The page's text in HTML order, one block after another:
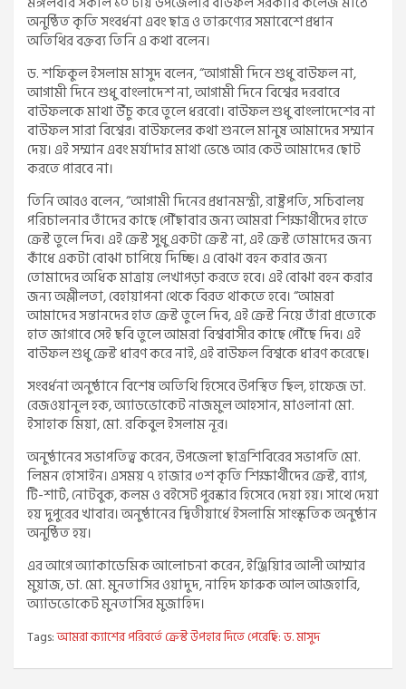
অনুষ্ঠিত কৃতি সংবর্ধনা এবং ছাত্র ও তারুণ্যের সমাবেশে প্রধান
অতিথির বক্তব্য তিনি এ কথা বলেন।
ড. শফিকুল ইসলাম মাসুদ বলেন, “আগামী দিনে শুধু বাউফল না,
আগামী দিনে শুধু বাংলাদেশ না, আগামী দিনে বিশ্বের দরবারে
বাউফলকে মাথা উঁচু করে তুলে ধরবো। বাউফল শুধু বাংলাদেশের না
বাউফল সারা বিশ্বের। বাউফলের কথা শুনলে মানুষ আমাদের সম্মান
দেয়। এই সম্মান এবং মর্যাদার মাথা ভেঙে আর কেউ আমাদের ছোট
করতে পারবে না।
তিনি আরও বলেন, “আগামী দিনের প্রধানমন্ত্রী, রাষ্ট্রপতি, সচিবালয়
পরিচালনার তাঁদের কাছে পৌঁছাবার জন্য আমরা শিক্ষার্থীদের হাতে
ক্রেস্ট তুলে দিব। এই ক্রেস্ট সুধু একটা ক্রেস্ট না, এই ক্রেস্ট তোমাদের জন্য
কাঁধে একটা বোঝা চাপিয়ে দিচ্ছি। এ বোঝা বহন করার জন্য
তোমাদের অধিক মাত্রায় লেখাপড়া করতে হবে। এই বোঝা বহন করার
জন্য অশ্লীলতা, বেহায়াপনা থেকে বিরত থাকতে হবে। “আমরা
আমাদের সন্তানদের হাত ক্রেস্ট তুলে দিব, এই ক্রেস্ট নিয়ে তাঁরা প্রত্যেকে
হাত জাগাবে সেই ছবি তুলে আমরা বিশ্ববাসীর কাছে পৌঁছে দিব। এই
বাউফল শুধু ক্রেস্ট ধারণ করে নাই, এই বাউফল বিশ্বকে ধারণ করেছে।
সংবর্ধনা অনুষ্ঠানে বিশেষ অতিথি হিসেবে উপস্থিত ছিল, হাফেজ ডা.
রেজওয়ানুল হক, অ্যাডভোকেট নাজমুল আহসান, মাওলানা মো.
ইসাহাক মিয়া, মো. রকিবুল ইসলাম নূর।
অনুষ্ঠানের সভাপতিত্ব করেন, উপজেলা ছাত্রশিবিরের সভাপতি মো.
লিমন হোসাইন। এসময় ৭ হাজার ৩শ কৃতি শিক্ষার্থীদের ক্রেস্ট, ব্যাগ,
টি-শার্ট, নোটবুক, কলম ও বইসেট পুরস্কার হিসেবে দেয়া হয়। সাথে দেয়া
হয় দুপুরের খাবার। অনুষ্ঠানের দ্বিতীয়ার্ধে ইসলামি সাংস্কৃতিক অনুষ্ঠান
অনুষ্ঠিত হয়।
এর আগে অ্যাকাডেমিক আলোচনা করেন, ইঞ্জিয়িার আলী আম্মার
মুয়াজ, ডা. মো. মুনতাসির ওয়াদুদ, নাহিদ ফারুক আল আজহারি,
অ্যাডভোকেট মুনতাসির মুজাহিদ।
Tags:আমরা ক্যাশের পরিবর্তে ক্রেস্ট উপহার দিতে পেরেছি: ড. মাসুদ